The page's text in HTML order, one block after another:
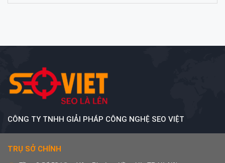
CÔNG TY TNHH GIẢI PHÁP CÔNG NGHỆ SEO VIỆT
TRỤ SỞ CHÍNH